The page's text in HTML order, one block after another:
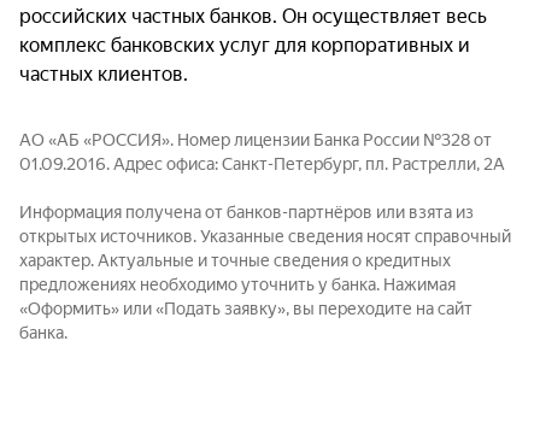
российских частных банков. Он осуществляет весь
комплекс банковских услуг для корпоративных и
частных клиентов.
АО «АБ «РОССИЯ». Номер лицензии Банка России №328 от
01.09.2016. Адрес офиса: Санкт-Петербург, пл. Растрелли, 2А
Информация получена от банков-партнёров или взята из
открытых источников. Указанные сведения носят справочный
характер. Актуальные и точные сведения о кредитных
предложениях необходимо уточнить у банка. Нажимая
«Оформить» или «Подать заявку», вы переходите на сайт
банка.